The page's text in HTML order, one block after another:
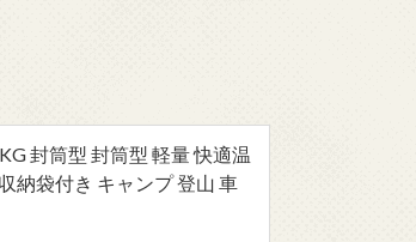
封筒型 封筒型 軽量 快適温
納袋付き キャンプ 登山 車